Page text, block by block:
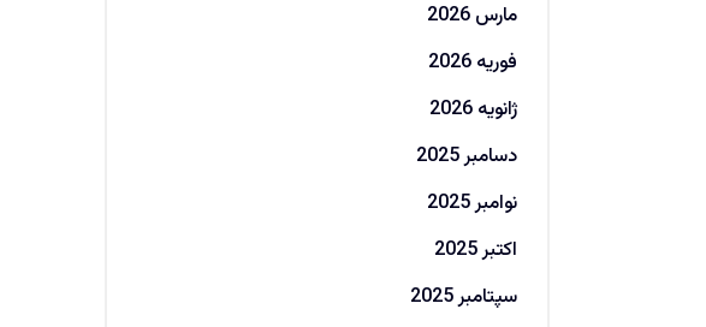
مارس 2026
فوریه 2026
ژانویه 2026
دسامبر 2025
نوامبر 2025
اکتبر 2025
سپتامبر 2025